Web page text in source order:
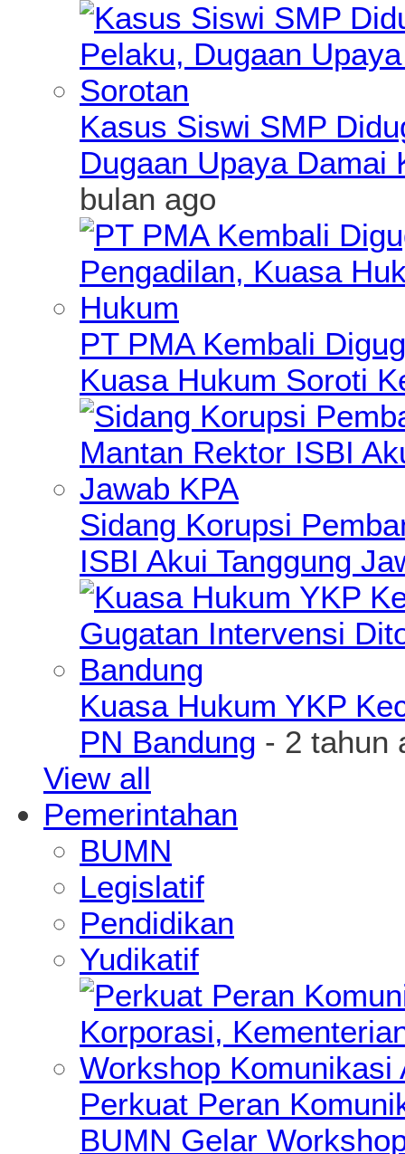
Kasus Siswi SMP
Dugaan Upaya Damai
bulan ago
PT PMA Kembali
Kuasa Hukum Soroti
Sidang Korupsi
ISBI Akui Tanggung
Kuasa Hukum YKP
PN Bandung - 2 tahun
View all
Pemerintahan
BUMN
Legislatif
Pendidikan
Yudikatif
Perkuat Peran
BUMN Gelar